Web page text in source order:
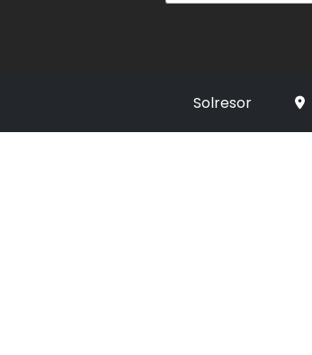
Solresor